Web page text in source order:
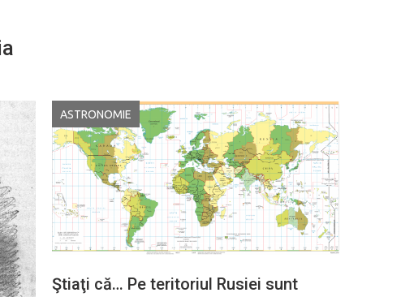
ASTRONOMIE
Ştiaţi că… Pe teritoriul Rusiei sunt